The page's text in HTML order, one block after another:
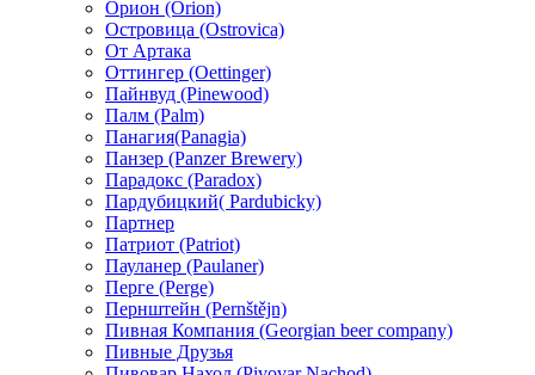
Орион (Orion)
Островица (Ostrovica)
От Артака
Оттингер (Oettinger)
Пайнвуд (Pinewood)
Палм (Palm)
Панагия(Panagia)
Панзер (Panzer Brewery)
Парадокс (Paradox)
Пардубицкий( Pardubicky)
Партнер
Патриот (Patriot)
Пауланер (Paulaner)
Перге (Perge)
Пернштейн (Pernštějn)
Пивная Компания (Georgian beer company)
Пивные Друзья